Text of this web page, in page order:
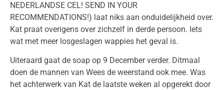
NEDERLANDSE CEL! SEND IN YOUR
RECOMMENDATIONS!) laat niks aan onduidelijkheid over.
Kat praat overigens over zichzelf in derde persoon. Iets
wat met meer losgeslagen wappies het geval is.
Uiteraard gaat de soap op 9 December verder. Ditmaal
doen de mannen van Wees de weerstand ook mee. Was
het achterwerk van Kat de laatste weken al opgerekt door